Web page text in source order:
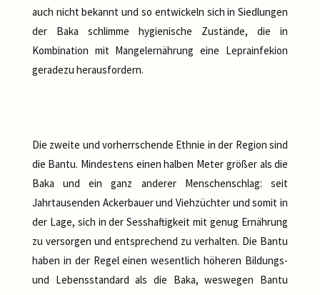
auch nicht bekannt und so entwickeln sich in Siedlungen
der Baka schlimme hygienische Zustände, die in
Kombination mit Mangelernährung eine Leprainfekion
geradezu herausfordern.
Die zweite und vorherrschende Ethnie in der Region sind
die Bantu. Mindestens einen halben Meter größer als die
Baka und ein ganz anderer Menschenschlag: seit
Jahrtausenden Ackerbauer und Viehzüchter und somit in
der Lage, sich in der Sesshaftigkeit mit genug Ernährung
zu versorgen und entsprechend zu verhalten. Die Bantu
haben in der Regel einen wesentlich höheren Bildungs-
und Lebensstandard als die Baka, weswegen Bantu